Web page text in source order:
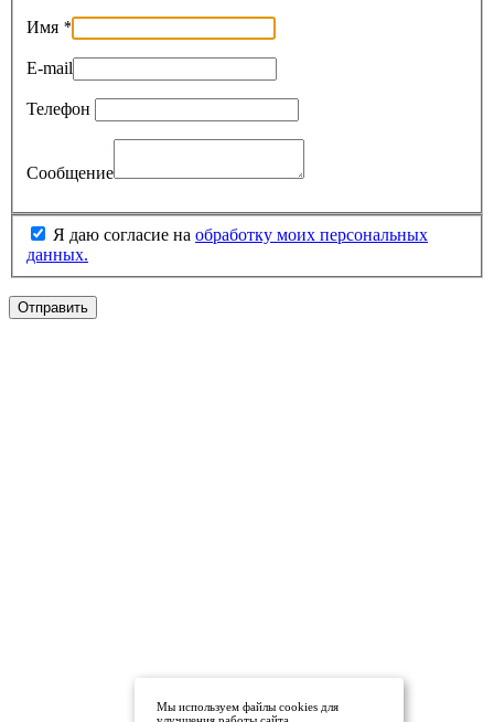
Имя *
E-mail
Телефон
Сообщение
Я даю согласие на обработку моих персональных
данных.
Отправить
Мы используем файлы cookies для